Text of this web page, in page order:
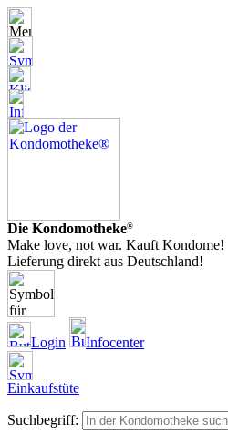
Die Kondomotheke®
Make love, not war. Kauft Kondome!
Lieferung direkt aus Deutschland!
Login Infocenter
Einkaufstüte
Suchbegriff: